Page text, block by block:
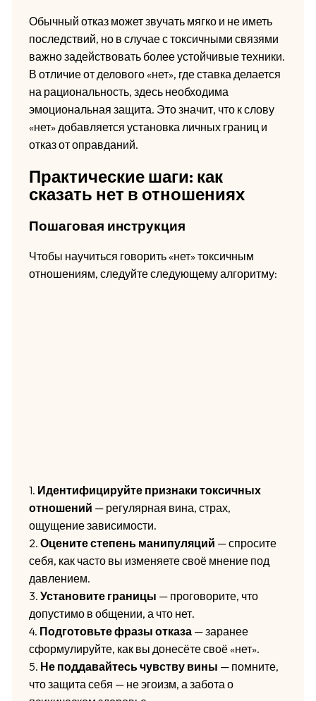
Обычный отказ может звучать мягко и не иметь
последствий, но в случае с токсичными связями
важно задействовать более устойчивые техники.
В отличие от делового «нет», где ставка делается
на рациональность, здесь необходима
эмоциональная защита. Это значит, что к слову
«нет» добавляется установка личных границ и
отказ от оправданий.
Практические шаги: как
сказать нет в отношениях
Пошаговая инструкция
Чтобы научиться говорить «нет» токсичным
отношениям, следуйте следующему алгоритму:
1. Идентифицируйте признаки токсичных
отношений — регулярная вина, страх,
ощущение зависимости.
2. Оцените степень манипуляций — спросите
себя, как часто вы изменяете своё мнение под
давлением.
3. Установите границы — проговорите, что
допустимо в общении, а что нет.
4. Подготовьте фразы отказа— заранее
сформулируйте, как вы донесёте своё «нет».
5. Не поддавайтесь чувству вины — помните,
что защита себя — не эгоизм, а забота о